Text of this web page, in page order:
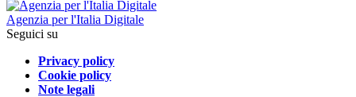
Agenzia per l'Italia Digitale
Seguici su
Privacy policy
Cookie policy
Note legali